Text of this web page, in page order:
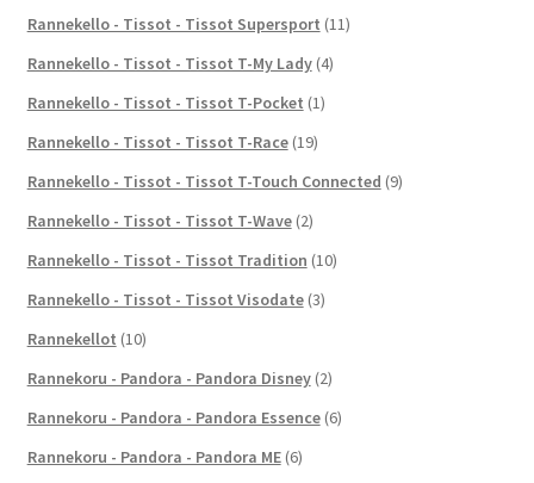
Rannekello - Tissot - Tissot Supersport (11)
Rannekello - Tissot - Tissot T-My Lady (4)
Rannekello - Tissot - Tissot T-Pocket (1)
Rannekello - Tissot - Tissot T-Race (19)
Rannekello - Tissot - Tissot T-Touch Connected (9)
Rannekello - Tissot - Tissot T-Wave (2)
Rannekello - Tissot - Tissot Tradition (10)
Rannekello - Tissot - Tissot Visodate (3)
Rannekellot (10)
Rannekoru - Pandora - Pandora Disney (2)
Rannekoru - Pandora - Pandora Essence (6)
Rannekoru - Pandora - Pandora ME (6)